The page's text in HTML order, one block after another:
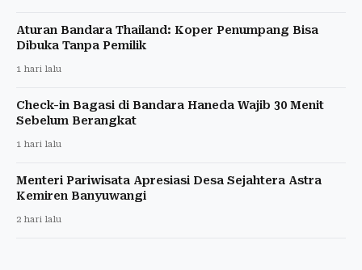
Aturan Bandara Thailand: Koper Penumpang Bisa
Dibuka Tanpa Pemilik
1 hari lalu
Check-in Bagasi di Bandara Haneda Wajib 30 Menit
Sebelum Berangkat
1 hari lalu
Menteri Pariwisata Apresiasi Desa Sejahtera Astra
Kemiren Banyuwangi
2 hari lalu